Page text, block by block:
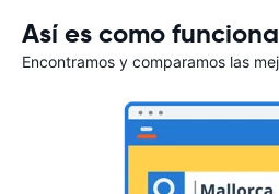
Así es como funciona
Encontramos y comparamos las